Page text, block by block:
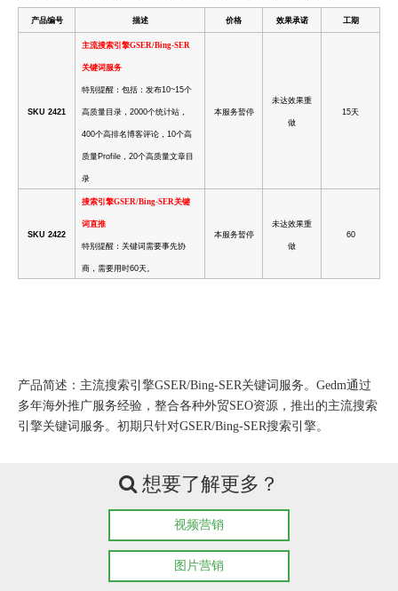
产品编号 描述 价格 效果承诺 工期
SKU 2421
主流搜索引擎GSER/Bing-SER
关键词服务
特别提醒：包括：发布10~15个
高质量目录，2000个统计站，
400个高排名博客评论，10个高
质量Profile ，20个高质量文章目
录
本服务暂停
未达效果重
做
15天
SKU 2422
搜索引擎GSER/Bing-SER关键
词直推
特别提醒：关键词需要事先协
商，需要用时60天。
本服务暂停
未达效果重
做
60
产品简述：主流搜索引擎GSER/Bing-SER关键词服务。Gedm通过
多年海外推广服务经验，整合各种外贸SEO资源，推出的主流搜索
引擎关键词服务。初期只针对GSER/Bing-SER搜索引擎。
 想要了解更多？
视频营销
图片营销